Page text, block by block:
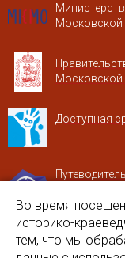
Московской
Московской
Доступная
Портал
округа
Во время
историко-
тем, что мы